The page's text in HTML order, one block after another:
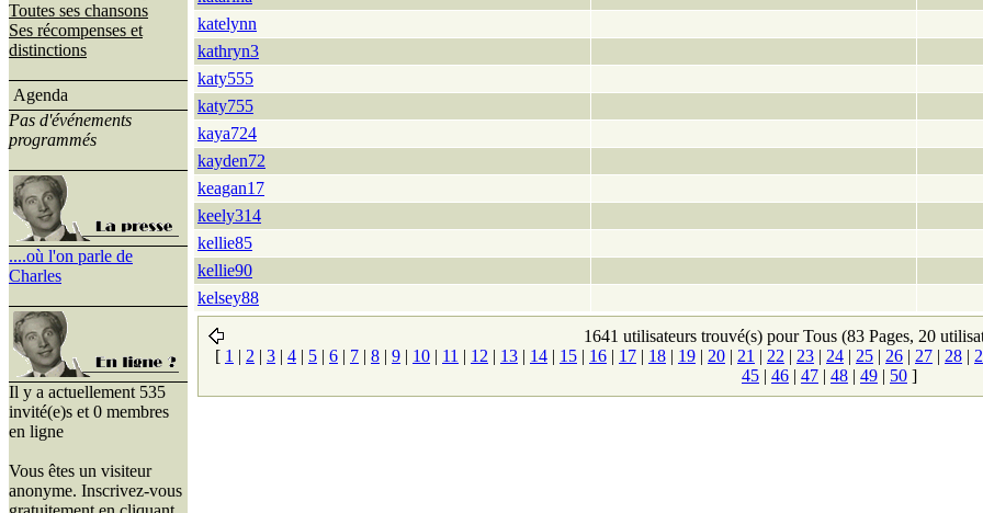
Toutes ses chansons
Ses récompenses et
distinctions
Agenda
Pas d'événements
programmés
....où l'on parle de
Charles
Il y a actuellement 535
invité(e)s et 0 membres
en ligne
Vous êtes un visiteur
anonyme. Inscrivez-vous
katelynn
kathryn3
katy555
katy755
kaya724
kayden72
keagan17
keely314
kellie85
kellie90
kelsey88
1641 utilisateurs trouvé(s) pour Tous (83 Pages, 20
[ 1 | 2 | 3 | 4 | 5 | 6 | 7 | 8 | 9 | 10 | 11 | 12 | 13 | 14 | 15 | 16 | 17 | 18 | 19 | 20 | 21 | 22 | 23 | 24 | 25 | 26 | 27 | 28 |
45 | 46 | 47 | 48 | 49 | 50 ]